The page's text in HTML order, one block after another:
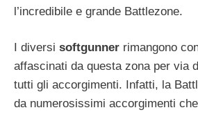
l’incredibile e grande Battlezone.
I diversi softgunner rimangono
affascinati da questa zona per via
tutti gli accorgimenti. Infatti, la
da numerosissimi accorgimenti